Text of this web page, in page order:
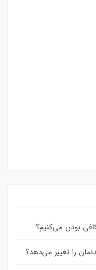
بودن می‌کنیم؟
را تغییر می‌دهد؟